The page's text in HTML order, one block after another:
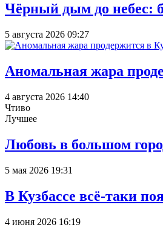
Чёрный дым до небес:
5 августа 2026 09:27
Аномальная жара
4 августа 2026 14:40
Чтиво
Лучшее
Любовь в большом
5 мая 2026 19:31
В Кузбассе всё-таки
4 июня 2026 16:19